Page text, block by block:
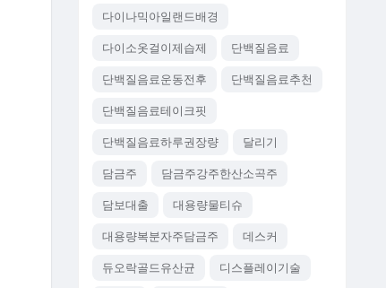
다이나믹아일랜드배경
다이소옷걸이제습제 단백질음료
단백질음료운동전후 단백질음료추천
단백질음료테이크핏
단백질음료하루권장량 달리기
담금주 담금주강주한산소곡주
담보대출 대용량물티슈
대용량복분자주담금주 데스커
듀오락골드유산균 디스플레이기술